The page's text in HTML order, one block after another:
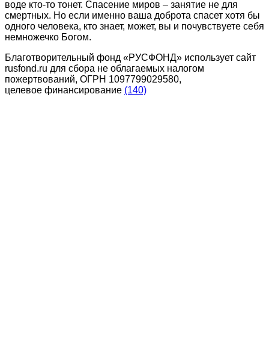
воде кто-то тонет. Спасение миров – занятие не для
смертных. Но если именно ваша доброта спасет хотя бы
одного человека, кто знает, может, вы и почувствуете себя
немножечко Богом.
Благотворительный фонд «РУСФОНД» использует сайт
rusfond.ru для сбора не облагаемых налогом
пожертвований, ОГРН 1097799029580,
целевое финансирование (140)